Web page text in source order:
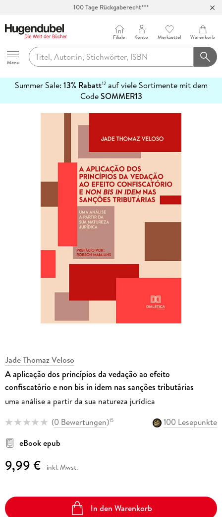
100 Tage Rückgaberecht***
Hugendubel
Menu
Filiale Konto Merkzettel Warenkorb
Summer Sale: 13% Rabatt12auf viele Sortimente mit dem
CodeSOMMER13
erfahren
Jade Thomaz Veloso
A aplicação dos princípios da vedação ao efeito
confiscatório e non bis in idem nas sanções tributárias
uma análise a partir da sua natureza jurídica
(0 Bewertungen)15
100 Lesepunkte
eBook epub
9,99 € inkl. Mwst.
In den Warenkorb